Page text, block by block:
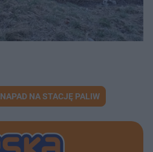
NAPAD NA STACJĘ PALIW